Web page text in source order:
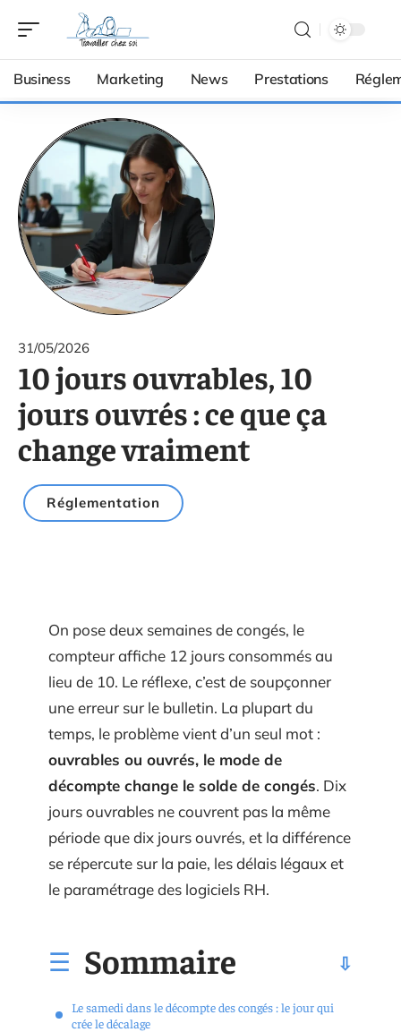
Business Marketing News Prestations
31/05/2026
10 jours ouvrables, 10
jours ouvrés : ce que ça
change vraiment
Réglementation
On pose deux semaines de congés, le
compteur affiche 12 jours consommés au
lieu de 10. Le réflexe, c’est de soupçonner
une erreur sur le bulletin. La plupart du
temps, le problème vient d’un seul mot :
ouvrables ou ouvrés, le mode de
décompte change le solde de congés. Dix
jours ouvrables ne couvrent pas la même
période que dix jours ouvrés, et la différence
se répercute sur la paie, les délais légaux et
le paramétrage des logiciels RH.
Sommaire
Le samedi dans le décompte des congés : le jour qui
crée le décalage